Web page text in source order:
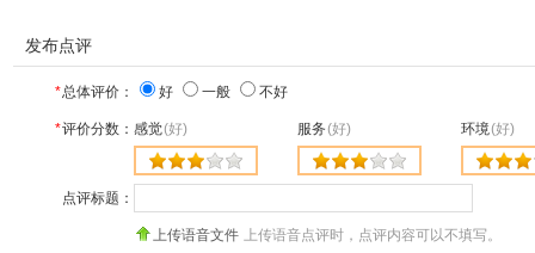
发布点评
*总体评价： 好 一般 不好
*评价分数： 感觉(好) 服务(好) 环境(好)
点评标题：
上传语音文件 上传语音点评时，点评内容可以不填写。